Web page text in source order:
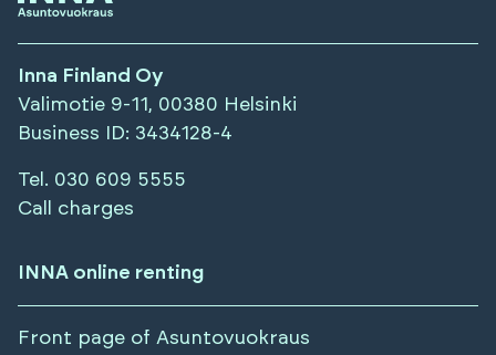
Inna Finland Oy
Valimotie 9-11, 00380 Helsinki
Business ID: 3434128-4
Tel. 030 609 5555
Call charges
INNA online renting
Front page of Asuntovuokraus